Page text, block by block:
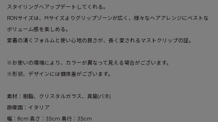
スタイリングへアップデートしてくれる。
RONサイズは、Mサイズよりグリップゾーンが広く、様々なヘアアレンジにベストな
ボリューム感を楽しめる。
愛着の湧くフォルムと使い心地の良さが、長く愛されるマストクリップの証。
※お使いの環境により、カラーが異なって見える場合がございます。
※形状、デザインには個体差がございます。
素材：樹脂、クリスタルガラス、真鍮(バネ)
原産国：イタリア
幅：8cm 高さ：3.5cm 奥行：3.5cm